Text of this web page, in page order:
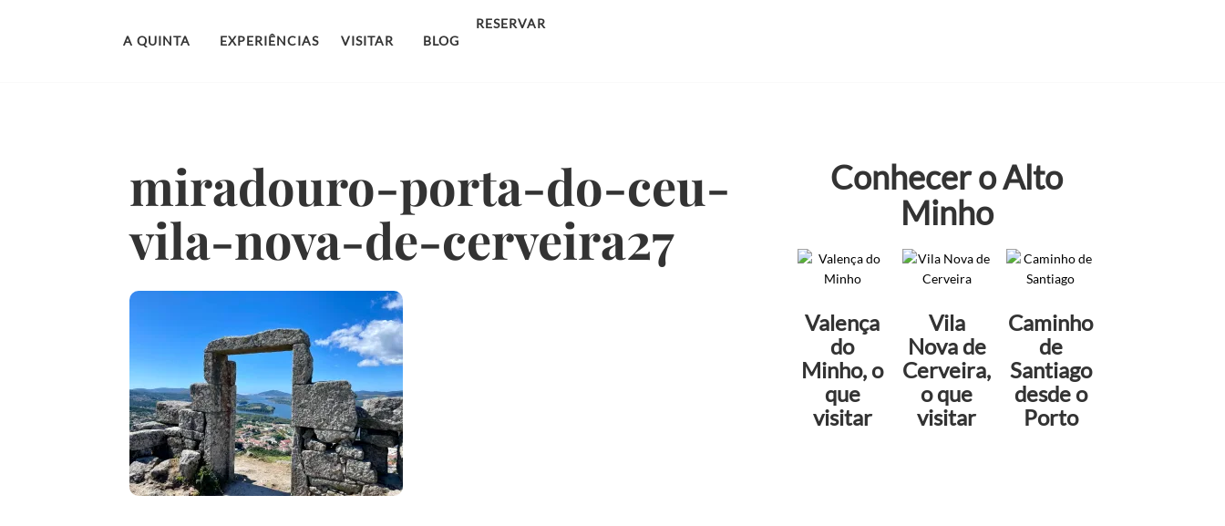
A QUINTA EXPERIÊNCIAS VISITAR BLOG
RESERVAR
miradouro-porta-do-ceu-
vila-nova-de-cerveira27
Conhecer o Alto
Minho
Valença
do
Minho, o
que
visitar
Vila
Nova de
Cerveira,
o que
visitar
Caminho
de
Santiago
desde o
Porto